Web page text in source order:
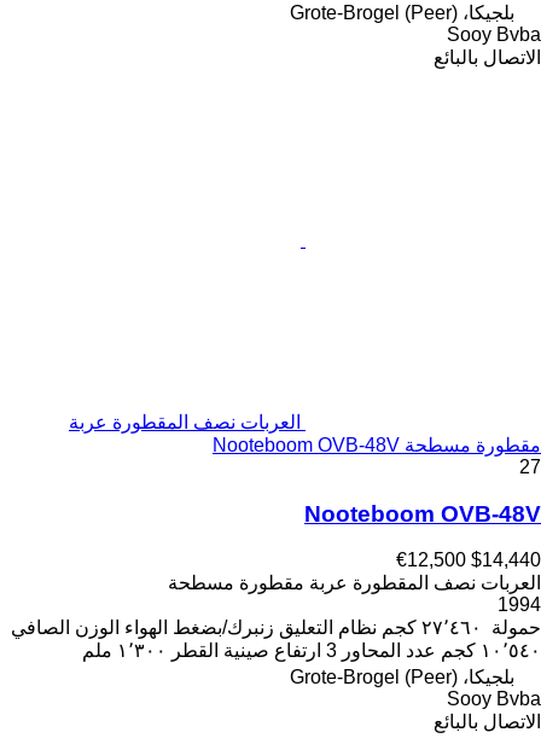
بلجيكا، Grote-Brogel (Peer)
Sooy Bvba
الاتصال بالبائع
العربات نصف المقطورة عربة
مقطورة مسطحة Nooteboom OVB-48V
27
Nooteboom OVB-48V
$14,440
€12,500
العربات نصف المقطورة عربة مقطورة مسطحة
1994
حمولة
٢٧٬٤٦٠ كجم نظام التعليق زنبرك/بضغط الهواء الوزن الصافي
١٠٬٥٤٠ كجم
عدد المحاور 3 ارتفاع صينية القطر
١٬٣٠٠ ملم
بلجيكا، Grote-Brogel (Peer)
Sooy Bvba
الاتصال بالبائع